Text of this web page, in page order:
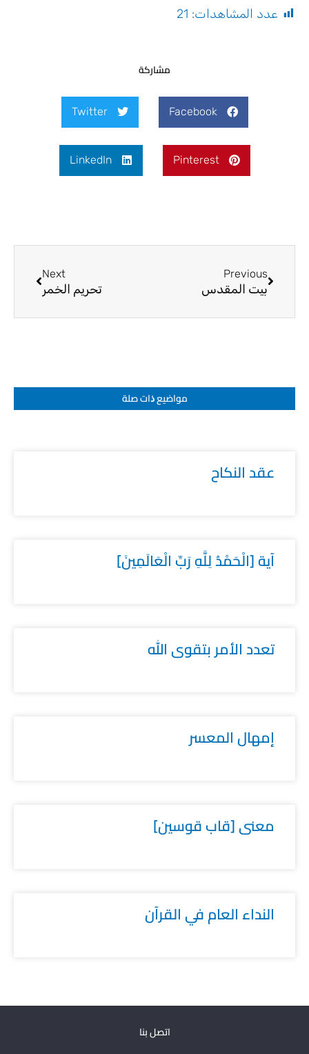
عدد المشاهدات: 21
مشاركة
Facebook
Twitter
Pinterest
LinkedIn
Previous
بيت المقدس
Next
تحريم الخمر
مواضيع ﺫات صلة
عقد النكاح
آية [الْحَمْدُ لِلَّهِ رَبِّ الْعَالَمِينَ]
تعدد الأمر بتقوى الله
إمهال المعسر
معنى [قاب قوسين]
النداء العام في القرآن
اتصل بنا